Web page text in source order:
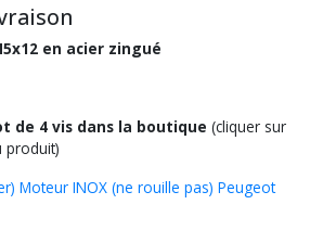
en acier zingué
de 4 vis dans la boutique (cliquer sur
produit)
Moteur INOX (ne rouille pas) Peugeot